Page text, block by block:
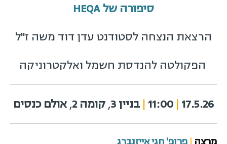
סיפורה של HEQA
הרצאת הנצחה לסטודנט עדן דוד משה ז"ל
הפקולטה להנדסת חשמל ואלקטרוניקה
17.5.26
|
11:00
| בניין 3 ,קומה 2 ,אולם כנסים